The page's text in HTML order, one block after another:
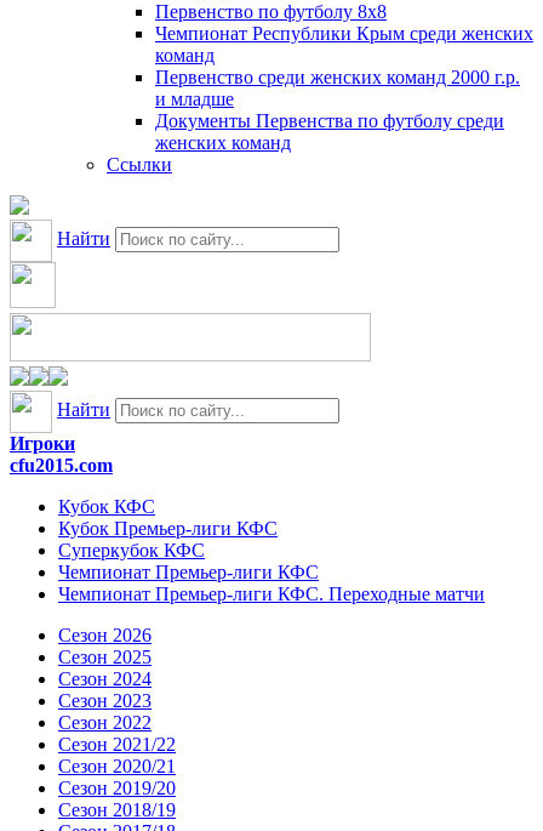
Первенство по футболу 8х8
Чемпионат Республики Крым среди женских
команд
Первенство среди женских команд 2000 г.р.
и младше
Документы Первенства по футболу среди
женских команд
Ссылки
Найти
Найти
Игроки
cfu2015.com
Кубок КФС
Кубок Премьер-лиги КФС
Суперкубок КФС
Чемпионат Премьер-лиги КФС
Чемпионат Премьер-лиги КФС. Переходные матчи
Сезон 2026
Сезон 2025
Сезон 2024
Сезон 2023
Сезон 2022
Сезон 2021/22
Сезон 2020/21
Сезон 2019/20
Сезон 2018/19